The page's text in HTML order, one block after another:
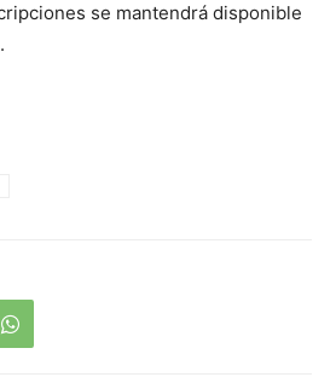
se mantendrá disponible